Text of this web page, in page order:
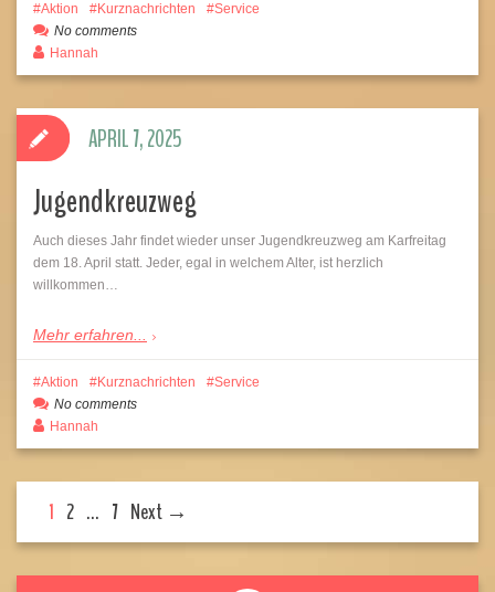
Aktion Kurznachrichten
Service
No comments
Hannah
Jugendkreuzweg
Auch dieses Jahr findet wieder unser Jugendkreuzweg am Karfreitag
dem 18. April statt. Jeder, egal in welchem Alter, ist herzlich
willkommen…
Mehr erfahren...
APRIL 7, 2025
Aktion Kurznachrichten
Service
No comments
Hannah
1 2 … 7 Next →